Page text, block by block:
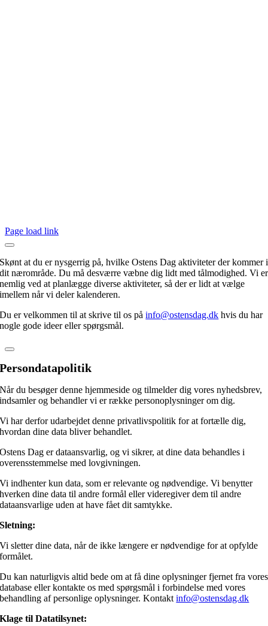
Page load link
Skønt at du er nysgerrig på, hvilke Ostens Dag aktiviteter der kommer i
dit nærområde. Du må desværre væbne dig lidt med tålmodighed. Vi er
nemlig ved at planlægge diverse aktiviteter, så der er lidt at vælge
imellem når vi deler kalenderen.
Du er velkommen til at skrive til os påinfo@ostensdag.dk hvis du har
nogle gode ideer eller spørgsmål.
Persondatapolitik
Når du besøger denne hjemmeside og tilmelder dig vores nyhedsbrev,
indsamler og behandler vi er række personoplysninger om dig.
Vi har derfor udarbejdet denne privatlivspolitik for at fortælle dig,
hvordan dine data bliver behandlet.
Ostens Dag er dataansvarlig, og vi sikrer, at dine data behandles i
overensstemmelse med lovgivningen.
Vi indhenter kun data, som er relevante og nødvendige. Vi benytter
hverken dine data til andre formål eller videregiver dem til andre
dataansvarlige uden at have fået dit samtykke.
Sletning:
Vi sletter dine data, når de ikke længere er nødvendige for at opfylde
formålet.
Du kan naturligvis altid bede om at få dine oplysninger fjernet fra vores
database eller kontakte os med spørgsmål i forbindelse med vores
behandling af personlige oplysninger. Kontaktinfo@ostensdag.dk
Klage til Datatilsynet: